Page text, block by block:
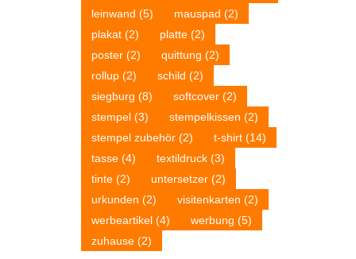
leinwand (5) mauspad (2)
plakat (2) platte (2)
poster (2) quittung (2)
rollup (2) schild (2)
siegburg (8) softcover (2)
stempel (3) stempelkissen (2)
stempel zubehör (2) t-shirt (14)
tasse (4) textildruck (3)
tinte (2) untersetzer (2)
urkunden (2) visitenkarten (2)
werbeartikel (4) werbung (5)
zuhause (2)